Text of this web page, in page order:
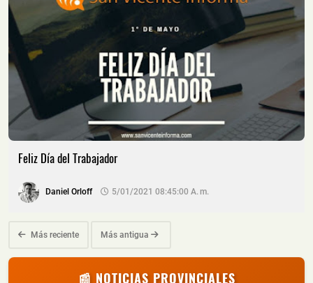
Feliz Día del Trabajador
Daniel Orloff 5/01/2021 08:45:00 A. M.
Más reciente Más antigua
📰 NOTICIAS PROVINCIALES